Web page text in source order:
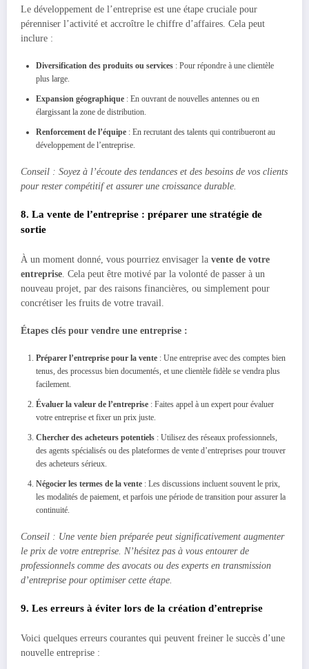
Le développement de l’entreprise est une étape cruciale pour
pérenniser l’activité et accroître le chiffre d’affaires. Cela peut
inclure :
Diversification des produits ou services : Pour répondre à une clientèle
plus large.
Expansion géographique : En ouvrant de nouvelles antennes ou en
élargissant la zone de distribution.
Renforcement de l’équipe : En recrutant des talents qui contribueront au
développement de l’entreprise.
Conseil : Soyez à l’écoute des tendances et des besoins de vos clients
pour rester compétitif et assurer une croissance durable.
8. La vente de l’entreprise : préparer une stratégie de
sortie
À un moment donné, vous pourriez envisager la vente de votre
entreprise. Cela peut être motivé par la volonté de passer à un
nouveau projet, par des raisons financières, ou simplement pour
concrétiser les fruits de votre travail.
Étapes clés pour vendre une entreprise :
Préparer l’entreprise pour la vente : Une entreprise avec des comptes bien
tenus, des processus bien documentés, et une clientèle fidèle se vendra plus
facilement.
Évaluer la valeur de l’entreprise : Faites appel à un expert pour évaluer
votre entreprise et fixer un prix juste.
Chercher des acheteurs potentiels : Utilisez des réseaux professionnels,
des agents spécialisés ou des plateformes de vente d’entreprises pour trouver
des acheteurs sérieux.
Négocier les termes de la vente : Les discussions incluent souvent le prix,
les modalités de paiement, et parfois une période de transition pour assurer la
continuité.
Conseil : Une vente bien préparée peut significativement augmenter
le prix de votre entreprise. N’hésitez pas à vous entourer de
professionnels comme des avocats ou des experts en transmission
d’entreprise pour optimiser cette étape.
9. Les erreurs à éviter lors de la création d’entreprise
Voici quelques erreurs courantes qui peuvent freiner le succès d’une
nouvelle entreprise :